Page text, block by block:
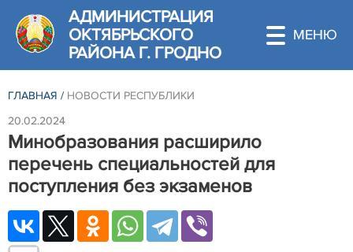
АДМИНИСТРАЦИЯ
ОКТЯБРЬСКОГО
РАЙОНА Г. ГРОДНО
ГЛАВНАЯ / НОВОСТИ РЕСПУБЛИКИ
20.02.2024
Минобразования расширило
перечень специальностей для
поступления без экзаменов